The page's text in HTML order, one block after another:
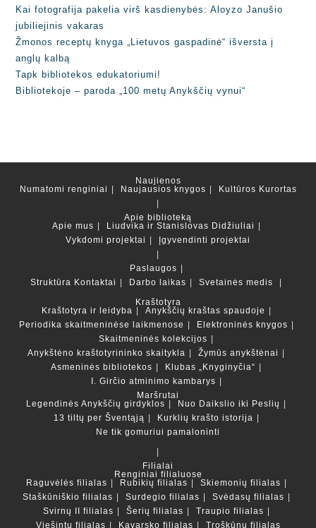
Kai fotografija pakelia virš kasdienybės: Aloyzo Janušio
jubiliejinis vakaras
Žmonos receptų knyga „Lietuvos gaspadinė“ išversta į
anglų kalbą
Tapk bibliotekos edukatoriumi!
Bibliotekoje – paroda „100 metų Anykščių vynui“
Naujienos
Numatomi renginiai
Naujausios knygos Kultūros Kurortas
Apie biblioteką
Apie mus
Liudvika ir Stanislovas Didžiuliai
Vykdomi projektai
Įgyvendinti projektai
Paslaugos
Struktūra Kontaktai Darbo laikas
Svetainės medis
Kraštotyra
Kraštotyra ir leidyba
Anykščių kraštas spaudoje
Periodika skaitmeninėse laikmenose
Elektroninės knygos
Skaitmeninės kolekcijos
Anykštėno kraštotyrininko skaitykla
Žymūs anykštėnai
Asmeninės bibliotekos
Klubas „Knyginyčia“
I. Girčio atminimo kambarys
Maršrutai
Legendinės Anykščių girdyklos
Nuo Daikslio iki Peslių
13 tiltų per Šventąją
Kurklių krašto istorija
Ne tik gomuriui pamaloninti
Filialai
Renginiai filialuose
Raguvėlės filialas
Rubikių filialas
Skiemonių filialas
Staškūniškio filialas
Surdegio filialas
Svėdasų filialas
Svirnų II filialas
Šerių filialas
Traupio filialas
Viešintų filialas
Kavarsko filialas Troškūnų filialas